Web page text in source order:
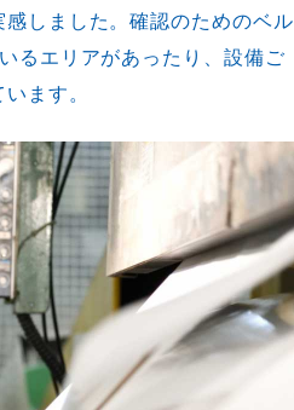
しました。確認のためのベル
るエリアがあったり、設備ご
ます。